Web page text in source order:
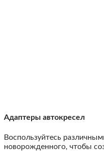
Адаптеры автокресел
Воспользуйтесь
новорожденного, чтобы